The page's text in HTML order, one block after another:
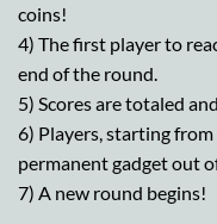
coins!
4) The first player to
end of the round.
5) Scores are totaled
6) Players, starting
permanent gadget out
7) A new round begins!